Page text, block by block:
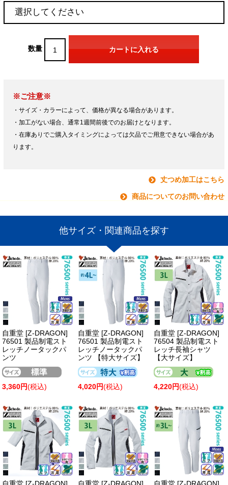
数量
※ご注意※
・サイズ・カラーによって、価格が異なる場合があります。
・加工がない場合、通常1週間前後でのお届けとなります。
・在庫ありでご購入タイミングによっては欠品でご用意できない場合があ
ります。
丈つめ加工はこちら
商品についてのお問い合わせ
他サイズ・関連商品を探す
自重堂 [Z-DRAGON]
76501 製品制電スト
レッチノータックパ
ンツ
3,360円(税込)
自重堂 [Z-DRAGON]
76501 製品制電スト
レッチノータックパ
ンツ 【特大サイズ】
4,020円(税込)
自重堂 [Z-DRAGON]
76504 製品制電スト
レッチ長袖シャツ
【大サイズ】
4,220円(税込)
自重堂 [Z-DRAGON]
自重堂 [Z-DRAGON]
自重堂 [Z-DRAGON]